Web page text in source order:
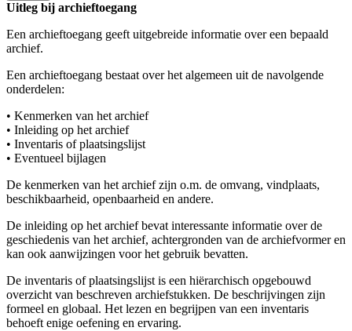
Uitleg bij archieftoegang
Een archieftoegang geeft uitgebreide informatie over een bepaald
archief.
Een archieftoegang bestaat over het algemeen uit de navolgende
onderdelen:
• Kenmerken van het archief
• Inleiding op het archief
• Inventaris of plaatsingslijst
• Eventueel bijlagen
De kenmerken van het archief zijn o.m. de omvang, vindplaats,
beschikbaarheid, openbaarheid en andere.
De inleiding op het archief bevat interessante informatie over de
geschiedenis van het archief, achtergronden van de archiefvormer en
kan ook aanwijzingen voor het gebruik bevatten.
De inventaris of plaatsingslijst is een hiërarchisch opgebouwd
overzicht van beschreven archiefstukken. De beschrijvingen zijn
formeel en globaal. Het lezen en begrijpen van een inventaris
behoeft enige oefening en ervaring.